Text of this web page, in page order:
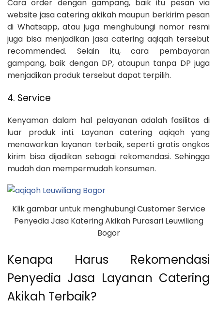
Cara order dengan gampang, baik itu pesan via
website jasa catering akikah maupun berkirim pesan
di Whatsapp, atau juga menghubungi nomor resmi
juga bisa menjadikan jasa catering aqiqah tersebut
recommended. Selain itu, cara pembayaran
gampang, baik dengan DP, ataupun tanpa DP juga
menjadikan produk tersebut dapat terpilih.
4. Service
Kenyaman dalam hal pelayanan adalah fasilitas di
luar produk inti. Layanan catering aqiqoh yang
menawarkan layanan terbaik, seperti gratis ongkos
kirim bisa dijadikan sebagai rekomendasi. Sehingga
mudah dan mempermudah konsumen.
Klik gambar untuk menghubungi Customer Service
Penyedia Jasa Katering Akikah Purasari Leuwiliang
Bogor
Kenapa Harus Rekomendasi
Penyedia Jasa Layanan Catering
Akikah Terbaik?